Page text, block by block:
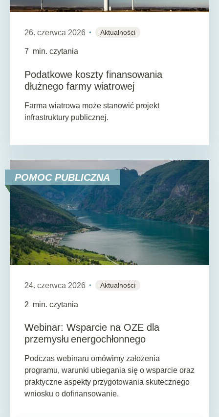
26. czerwca 2026 Aktualności
7 min. czytania
Podatkowe koszty finansowania
dłużnego farmy wiatrowej
Farma wiatrowa może stanowić projekt
infrastruktury publicznej.
POMOC PUBLICZNA
24. czerwca 2026 Aktualności
2 min. czytania
Webinar: Wsparcie na OZE dla
przemysłu energochłonnego
Podczas webinaru omówimy założenia
programu, warunki ubiegania się o wsparcie oraz
praktyczne aspekty przygotowania skutecznego
wniosku o dofinansowanie.